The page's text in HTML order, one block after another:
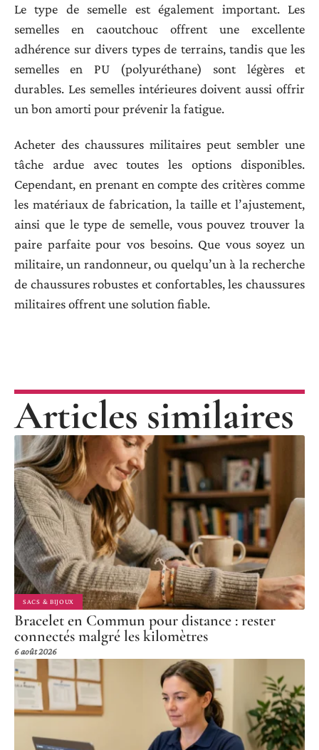
Le type de semelle est également important. Les
semelles en caoutchouc offrent une excellente
adhérence sur divers types de terrains, tandis que les
semelles en PU (polyuréthane) sont légères et
durables. Les semelles intérieures doivent aussi offrir
un bon amorti pour prévenir la fatigue.
Acheter des chaussures militaires peut sembler une
tâche ardue avec toutes les options disponibles.
Cependant, en prenant en compte des critères comme
les matériaux de fabrication, la taille et l’ajustement,
ainsi que le type de semelle, vous pouvez trouver la
paire parfaite pour vos besoins. Que vous soyez un
militaire, un randonneur, ou quelqu’un à la recherche
de chaussures robustes et confortables, les chaussures
militaires offrent une solution fiable.
Articles similaires
SACS & BIJOUX
Bracelet en Commun pour distance : rester
connectés malgré les kilomètres
6 août 2026